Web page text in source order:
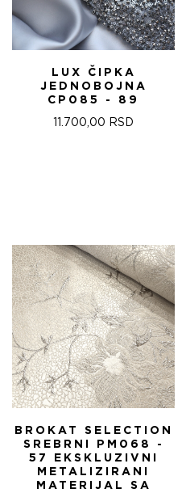
LUX ČIPKA
JEDNOBOJNA
CP085 - 89
11.700,00 RSD
BROKAT SELECTION
SREBRNI PM068 -
57 EKSKLUZIVNI
METALIZIRANI
MATERIJAL SA